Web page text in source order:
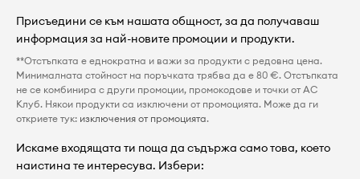
Присъедини се към нашата общност, за да получаваш
информация за най-новите промоции и продукти.
**Отстъпката е еднократна и важи за продукти с редовна цена.
Минималната стойност на поръчката трябва да е 80 €. Отстъпката
не се комбинира с други промоции, промокодове и точки от AC
Клуб. Някои продукти са изключени от промоцията. Може да ги
откриете тук: изключения от промоцията.
Искаме входящата ти поща да съдържа само това, което
наистина те интересува. Избери: